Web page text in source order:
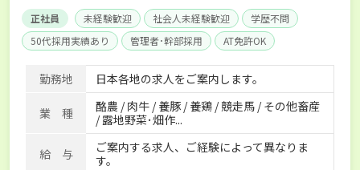
正社員 未経験歓迎 社会人未経験歓迎
学歴不問
50代採用実績あり
管理者･幹部採用
AT免許OK
家賃補助制度あり
食事補助あり
残業月20時間以内
賞与実績あり
年間休日100日以上
経験者優遇
独立支援可能
社会保険完備 単身寮あり
世帯寮あり
寮･社宅相談可
勤務地 日本各地の求人をご案内します。
業 種
酪農 / 肉牛 / 養豚 / 養鶏 / 競走馬 / その他畜産
/ 露地野菜･畑作...
給 与
ご案内する求人、ご経験によって異なりま
す。